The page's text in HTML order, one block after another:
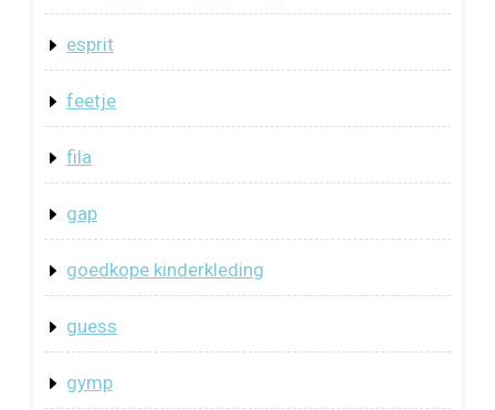
esprit
feetje
fila
gap
goedkope kinderkleding
guess
gymp